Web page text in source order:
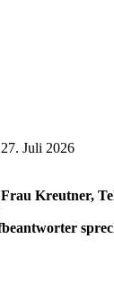
Juli 2026
Kreutner,